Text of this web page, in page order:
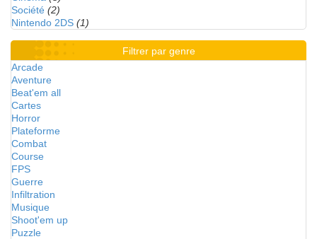
Société (2)
Nintendo 2DS (1)
Filtrer par genre
Arcade
Aventure
Beat'em all
Cartes
Horror
Plateforme
Combat
Course
FPS
Guerre
Infiltration
Musique
Shoot'em up
Puzzle